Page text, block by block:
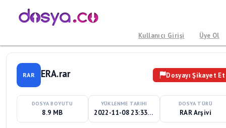
Kullanıcı Girişi Üye Ol
RAR ERA.rar Dosyayı Şikayet Et
DOSYA BOYUTU
8.9 MB
YÜKLENME TARIHI
2022-11-08 23:33:55
DOSYA TÜRÜ
RAR Arşivi